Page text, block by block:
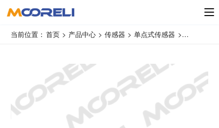
当前位置： 首页 > 产品中心 > 传感器 > 单点式传感器 >